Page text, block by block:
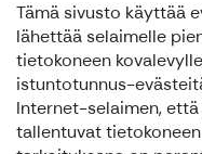
Tämä sivusto käyttää
lähettää selaimelle
tietokoneen
istuntotunnus-
Internet-selaimen,
tallentuvat